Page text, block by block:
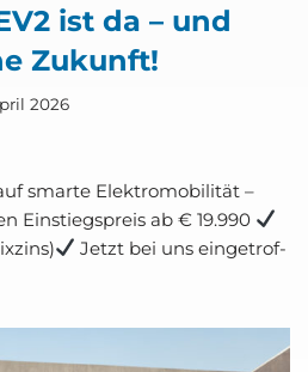
ist da – und
Zukunft!
2026
smar­te Elek­tro­mo­bi­li­tät –
Ein­stiegs­preis ab € 19.990
Jetzt bei uns ein­ge­trof­